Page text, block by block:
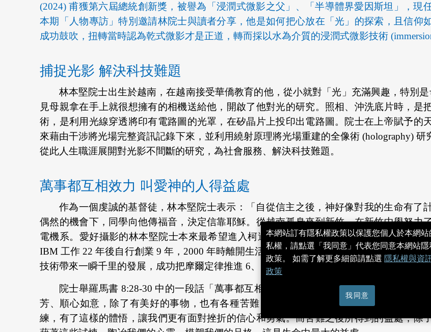
(2024) 甫獲第六屆總統創新獎，被譽為「浸潤式微影之父」、「半導體界愛因斯坦」，現
本期「人物專訪」特別邀請林院士與讀者分享，他是如何把心放在「光」的探索，且信仰
成功鼓吹，扭轉當時認為乾式微影才是正道，轉而採以水為介質的浸潤式微影技術
捕捉光影 解決科技難題
林本堅院士出生於越南，在越南接受華僑教育的他，從小就對「光」充滿興趣，特別
見母親拿在手上就很想擁有的相機送給他，開啟了他對光的研究。照相、沖洗底片時，是
術，是利用光線穿透將印有電路圖的光罩，在矽晶片上投印出電路圖。院士在上帝賦予的
來藉由干涉將光場完整資訊記錄下來，並利用繞射原理將光場重建的全像術 (holography) 研
從此人生職涯展開對光影不間斷的研究，為社會服務、解決科技難題。
萬事都互相效力 叫愛神的人得益處
作為一個虔誠的基督徒，林本堅院士表示：「自從信主之後，神好像對我的生命有了
偶然的機會下，同學向他傳福音，決定信靠耶穌。從越南孤身來到新竹，在新竹中學努力
電機系。愛好攝影的林本堅院士本來最希望進入柯達 (Kodak) 公司上班，沒想到求職信
IBM 工作 22 年後自行創業 9 年，2000 年時離開生活 38 年的美國，進入台積電工作。在
技術帶來一瞬千里的發展，成功把摩爾定律推進 6、7 個世代，為人類帶來科技的躍升。
院士舉羅馬書 8:28-30 中的一段話「萬事都互相效力，叫愛神的人得益處」與讀者分
芳、順心如意，除了有美好的事物，也有各種苦難、挑戰與壓力。基督徒認為，這是神
練，有了這樣的體悟，讓我們更有面對挫折的信心和勇氣。而苦難之後所得到的益處，除
本網站訂有隱私權政策以保護您個人於本網站
私權，請點選「我同意」代表您同意本網站隱
政策。 如需了解更多細節請點選 隱私權與資
政策
我同意